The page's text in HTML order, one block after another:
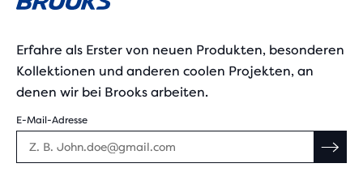
Erfahre als Erster von neuen Produkten, besonderen
Kollektionen und anderen coolen Projekten, an
denen wir bei Brooks arbeiten.
E-Mail-Adresse